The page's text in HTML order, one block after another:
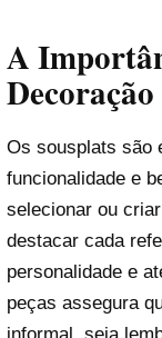
A
Decoração
Os sousplats são
funcionalidade e
selecionar ou
destacar cada
personalidade e
peças assegura